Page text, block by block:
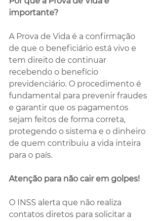
importante?
A Prova de Vida é a confirmação
de que o beneficiário está vivo e
tem direito de continuar
recebendo o benefício
previdenciário. O procedimento é
fundamental para prevenir fraudes
e garantir que os pagamentos
sejam feitos de forma correta,
protegendo o sistema e o dinheiro
de quem contribuiu a vida inteira
para o país.
Atenção para não cair em golpes!
O INSS alerta que não realiza
contatos diretos para solicitar a